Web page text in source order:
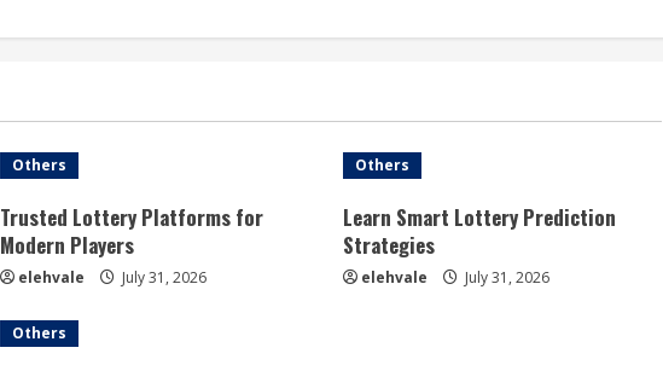
Others
Trusted Lottery Platforms for
Modern Players
elehvale July 31, 2026
Others
Learn Smart Lottery Prediction
Strategies
elehvale July 31, 2026
Others